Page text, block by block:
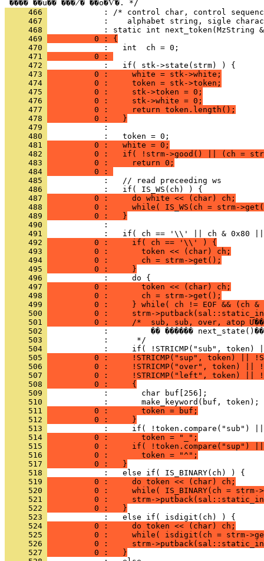
     466
     467
:    alphabet string, sigle
     468
     469
          0 : {
     470
     471
          0 :
     472
     473
          0 :     white = stk->white;
     474
          0 :     token = stk->token;
     475
          0 :     stk->token = 0;
     476
          0 :     stk->white = 0;
     477
          0 :     return token.length();
     478
          0 :   }
     479
     480
     481
          0 :   white = 0;
     482
0 :   if( !strm->good() || (ch =
     483
          0 :     return 0;
     484
          0 :
     485
     486
     487
          0 :     do white << (char) ch;
     488
0 :     while( IS_WS(ch = strm-
     489
          0 :   }
     490
     491
     492
          0 :     if( ch == '\\' ) {
     493
          0 :       token << (char) ch;
     494
          0 :       ch = strm->get();
     495
          0 :     }
     496
     497
          0 :       token << (char) ch;
     498
          0 :       ch = strm->get();
     499
0 :     } while( ch != EOF && (ch &
     500
0 :     strm-
     501
0 :     /*  sub, sub, over, atop
     502
     503
     504
     505
0 :     !STRICMP("sup", token) ||
     506
0 :     !STRICMP("over", token) ||
     507
0 :     !STRICMP("left", token) ||
     508
          0 :     {
     509
     510
     511
          0 :       token = buf;
     512
          0 :     }
     513
     514
          0 :       token = "_";
     515
0 :     if( !token.compare("sup")
     516
          0 :       token = "^";
     517
          0 :   }
     518
     519
          0 :     do token << (char) ch;
     520
0 :     while( IS_BINARY(ch = strm-
     521
0 :     strm-
     522
          0 :   }
     523
     524
          0 :     do token << (char) ch;
     525
0 :     while( isdigit(ch = strm-
     526
0 :     strm-
     527
          0 :   }